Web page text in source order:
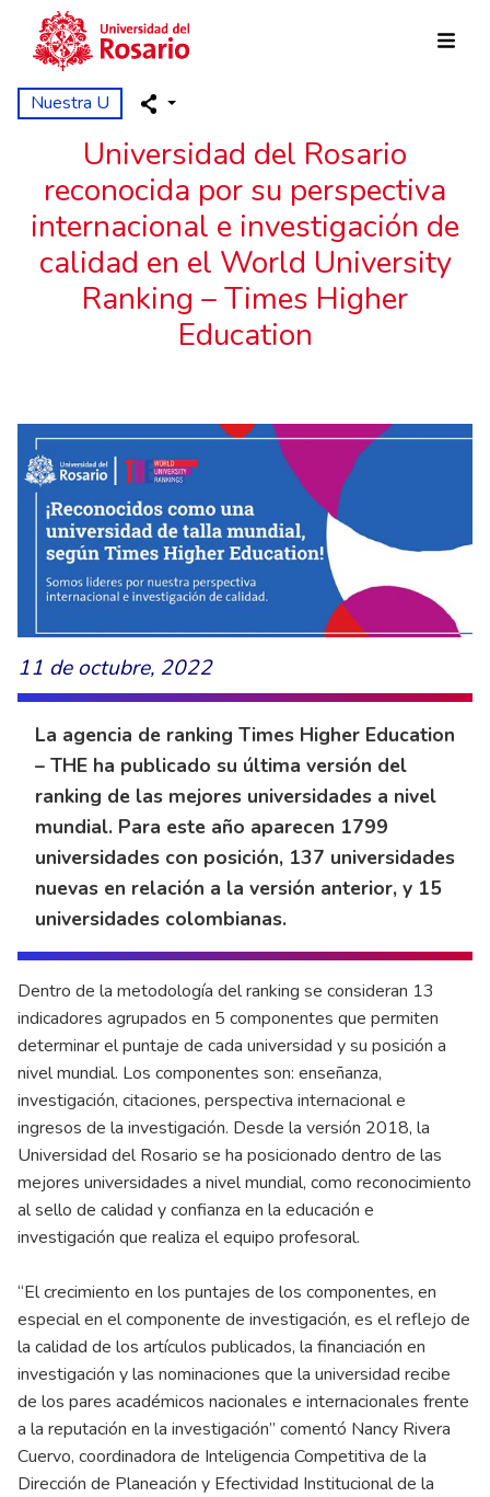
Pasar al contenido principal
Nuestra U
Universidad del Rosario
reconocida por su perspectiva
internacional e investigación de
calidad en el World University
Ranking – Times Higher
Education
11 de octubre, 2022
La agencia de ranking Times Higher Education
– THE ha publicado su última versión del
ranking de las mejores universidades a nivel
mundial. Para este año aparecen 1799
universidades con posición, 137 universidades
nuevas en relación a la versión anterior, y 15
universidades colombianas.
Dentro de la metodología del ranking se consideran 13
indicadores agrupados en 5 componentes que permiten
determinar el puntaje de cada universidad y su posición a
nivel mundial. Los componentes son: enseñanza,
investigación, citaciones, perspectiva internacional e
ingresos de la investigación. Desde la versión 2018, la
Universidad del Rosario se ha posicionado dentro de las
mejores universidades a nivel mundial, como reconocimiento
al sello de calidad y confianza en la educación e
investigación que realiza el equipo profesoral.
“El crecimiento en los puntajes de los componentes, en
especial en el componente de investigación, es el reflejo de
la calidad de los artículos publicados, la financiación en
investigación y las nominaciones que la universidad recibe
de los pares académicos nacionales e internacionales frente
a la reputación en la investigación” comentó Nancy Rivera
Cuervo, coordinadora de Inteligencia Competitiva de la
Dirección de Planeación y Efectividad Institucional de la